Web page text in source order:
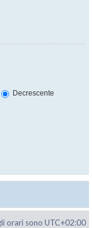
Decrescente
orari sono UTC+02:00